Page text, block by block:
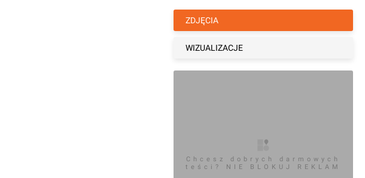
ZDJĘCIA
WIZUALIZACJE
Chcesz dobrych darmowych
teści? NIE BLOKUJ REKLAM